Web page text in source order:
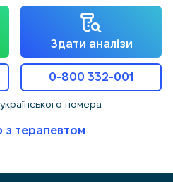
Здати аналізи
0-800 332-001
номера
з терапевтом